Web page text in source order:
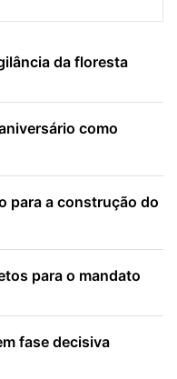
da floresta
como
para a construção do
para o mandato
fase decisiva